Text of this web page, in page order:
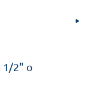
1/2" o